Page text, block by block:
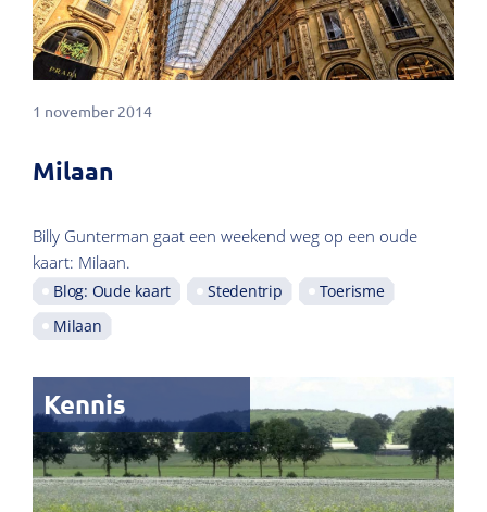
1 november 2014
Milaan
Billy Gunterman gaat een weekend weg op een oude
kaart: Milaan.
Blog: Oude kaart Stedentrip
Toerisme
Milaan
Kennis